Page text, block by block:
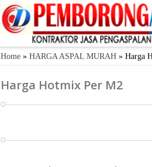
Home » HARGA ASPAL MURAH » Harga
Harga Hotmix Per M2